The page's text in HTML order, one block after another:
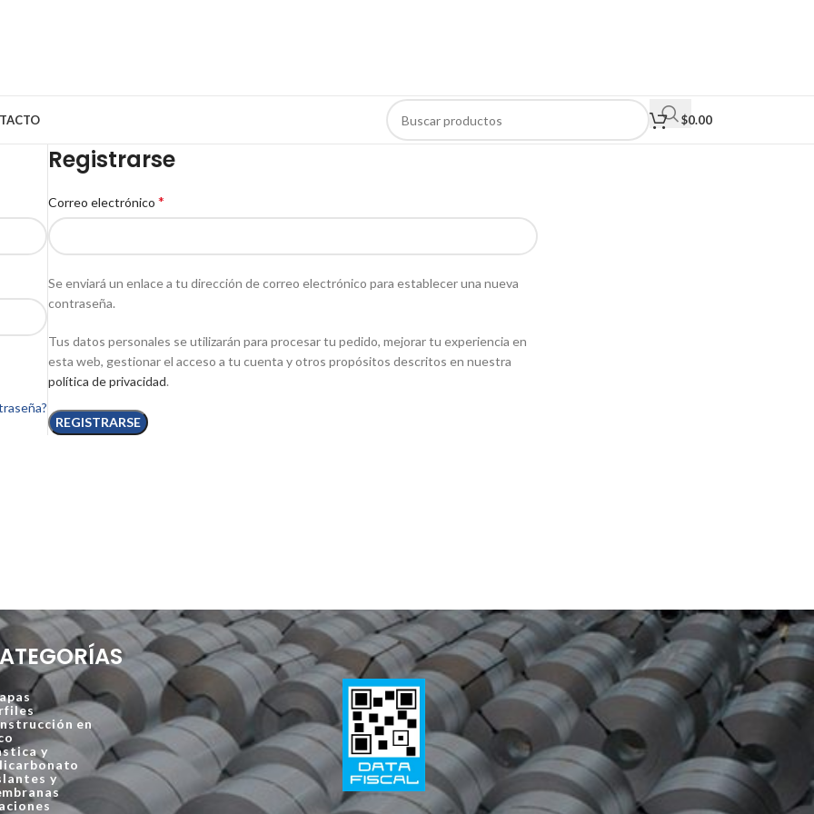
$0.00
Registrarse
Correo electrónico *
Se enviará un enlace a tu dirección de correo electrónico para establecer una nueva
contraseña.
Tus datos personales se utilizarán para procesar tu pedido, mejorar tu experiencia en
esta web, gestionar el acceso a tu cuenta y otros propósitos descritos en nuestra
política de privacidad.
REGISTRARSE
en
y
y